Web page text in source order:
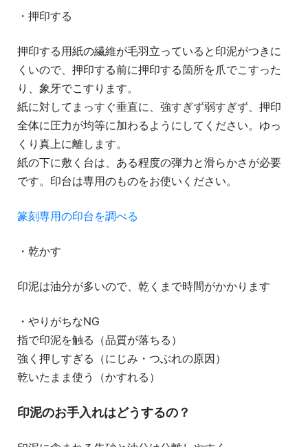
・押印する
押印する用紙の繊維が毛羽立っていると印泥がつきに
くいので、押印する前に押印する箇所を爪でこすった
り、象牙でこすります。
紙に対してまっすぐ垂直に、強すぎず弱すぎず、押印
全体に圧力が均等に加わるようにしてください。ゆっ
くり真上に離します。
紙の下に敷く台は、ある程度の弾力と滑らかさが必要
です。印台は専用のものをお使いください。
篆刻専用の印台を調べる
・乾かす
印泥は油分が多いので、乾くまで時間がかかります
・やりがちなNG
指で印泥を触る（品質が落ちる）
強く押しすぎる（にじみ・つぶれの原因）
乾いたまま使う（かすれる）
印泥のお手入れはどうするの？